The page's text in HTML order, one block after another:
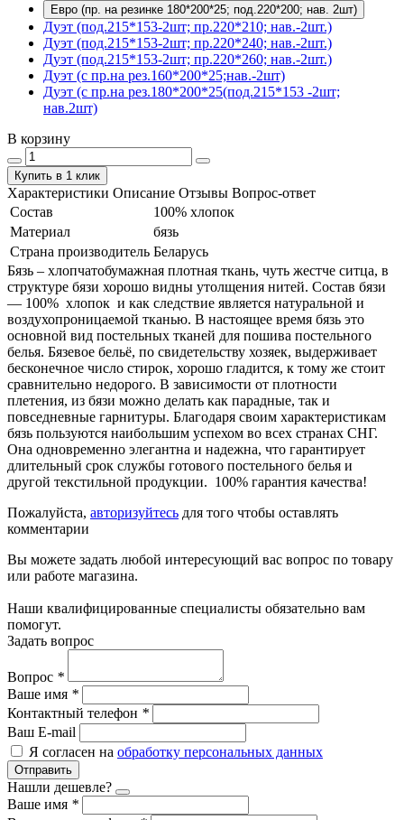
Евро (пр. на резинке 180*200*25; под.220*200; нав. 2шт)
Дуэт (под.215*153-2шт; пр.220*210; нав.-2шт.)
Дуэт (под.215*153-2шт; пр.220*240; нав.-2шт.)
Дуэт (под.215*153-2шт; пр.220*260; нав.-2шт.)
Дуэт (с пр.на рез.160*200*25;нав.-2шт)
Дуэт (с пр.на рез.180*200*25(под.215*153 -2шт;
нав.2шт)
В корзину
Купить в 1 клик
Характеристики Описание Отзывы Вопрос-ответ
Состав
100% хлопок
Материал
бязь
Страна производитель Беларусь
Бязь – хлопчатобумажная плотная ткань, чуть жестче ситца, в
структуре бязи хорошо видны утолщения нитей. Состав бязи
― 100% хлопок и как следствие является натуральной и
воздухопроницаемой тканью. В настоящее время бязь это
основной вид постельных тканей для пошива постельного
белья. Бязевое бельё, по свидетельству хозяек, выдерживает
бесконечное число стирок, хорошо гладится, к тому же стоит
сравнительно недорого. В зависимости от плотности
плетения, из бязи можно делать как парадные, так и
повседневные гарнитуры. Благодаря своим характеристикам
бязь пользуются наибольшим успехом во всех странах СНГ.
Она одновременно элегантна и надежна, что гарантирует
длительный срок службы готового постельного белья и
другой текстильной продукции. 100% гарантия качества!
Пожалуйста, авторизуйтесь для того чтобы оставлять
комментарии
Вы можете задать любой интересующий вас вопрос по товару
или работе магазина.
Наши квалифицированные специалисты обязательно вам
помогут.
Задать вопрос
Вопрос *
Ваше имя *
Контактный телефон *
Ваш E-mail
Я согласен на обработку персональных данных
Отправить
Нашли дешевле?
Ваше имя *